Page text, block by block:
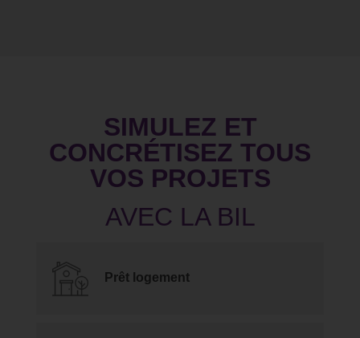
SIMULEZ ET
CONCRÉTISEZ TOUS
VOS PROJETS
Prêt logement